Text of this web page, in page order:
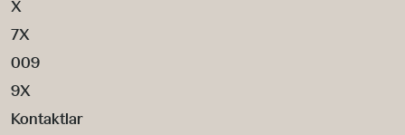
X
7X
009
9X
Kontaktlar